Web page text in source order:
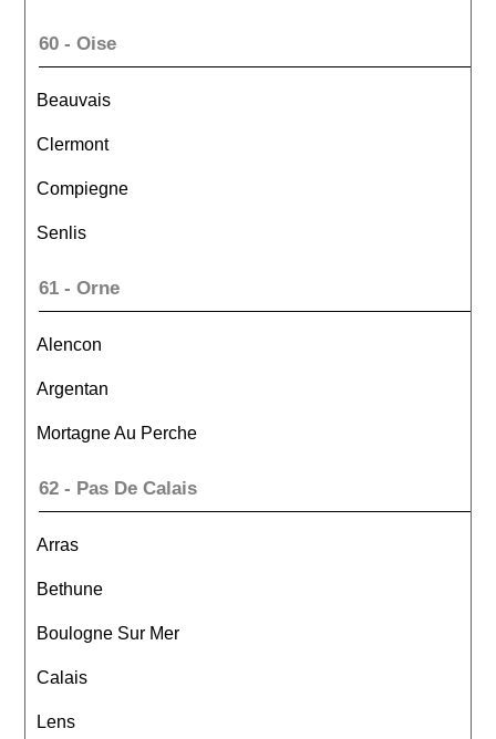
60 - Oise
Beauvais
Clermont
Compiegne
Senlis
61 - Orne
Alencon
Argentan
Mortagne Au Perche
62 - Pas De Calais
Arras
Bethune
Boulogne Sur Mer
Calais
Lens